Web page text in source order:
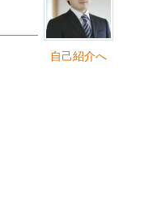
自己紹介へ